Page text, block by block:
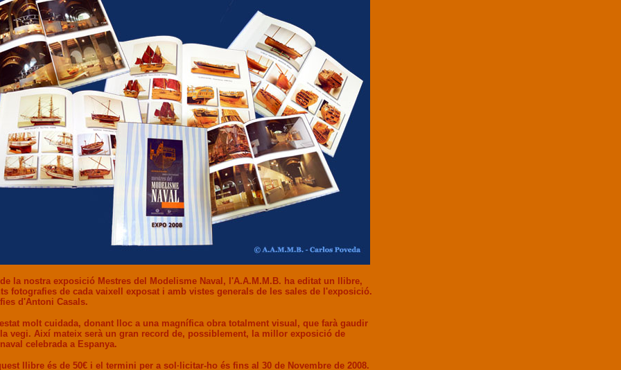
la nostra exposició Mestres del Modelisme Naval, l'A.A.M.M.B. ha editat un llibre,
fotografies de cada vaixell exposat i amb vistes generals de les sales de l'exposició.
d'Antoni Casals.
molt cuidada, donant lloc a una magnífica obra totalment visual, que farà gaudir
vegi. Així mateix serà un gran record de, possiblement, la millor exposició de
celebrada a Espanya.
llibre és de 50€ i el termini per a sol·licitar-ho és fins al 30 de Novembre de 2008.